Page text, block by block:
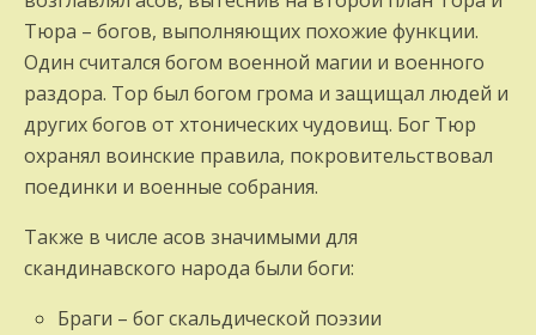
Тюра – богов, выполняющих похожие функции.
Один считался богом военной магии и военного
раздора. Тор был богом грома и защищал людей и
других богов от хтонических чудовищ. Бог Тюр
охранял воинские правила, покровительствовал
поединки и военные собрания.
Также в числе асов значимыми для
скандинавского народа были боги:
Браги – бог скальдической поэзии